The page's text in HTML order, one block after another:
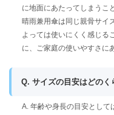
に地面にあたってしまうこ
晴雨兼用傘は同じ親骨サイ
よっては使いにくく感じる
に、ご家庭の使いやすさに
Q. サイズの目安はどのく
A. 年齢や身長の目安として